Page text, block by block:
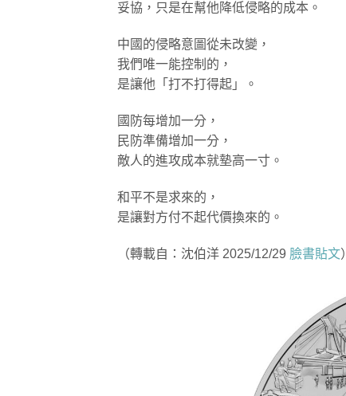
妥協，只是在幫他降低侵略的成本。
中國的侵略意圖從未改變，
我們唯一能控制的，
是讓他「打不打得起」。
國防每增加一分，
民防準備增加一分，
敵人的進攻成本就墊高一寸。
和平不是求來的，
是讓對方付不起代價換來的。
（轉載自：沈伯洋 2025/12/29 臉書貼文）